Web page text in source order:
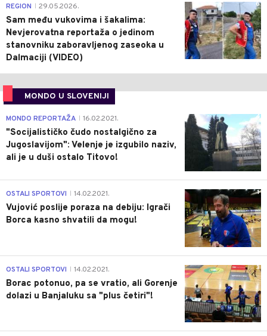
0
REGION 29.05.2026.
Sam među vukovima i šakalima:
Nevjerovatna reportaža o jedinom
stanovniku zaboravljenog zaseoka u
Dalmaciji (VIDEO)
MONDO U SLOVENIJI
4
MONDO REPORTAŽA 16.02.2021.
"Socijalističko čudo nostalgično za
Jugoslavijom": Velenje je izgubilo naziv,
ali je u duši ostalo Titovo!
1
OSTALI SPORTOVI 14.02.2021.
Vujović poslije poraza na debiju: Igrači
Borca kasno shvatili da mogu!
3
OSTALI SPORTOVI 14.02.2021.
Borac potonuo, pa se vratio, ali Gorenje
dolazi u Banjaluku sa "plus četiri"!